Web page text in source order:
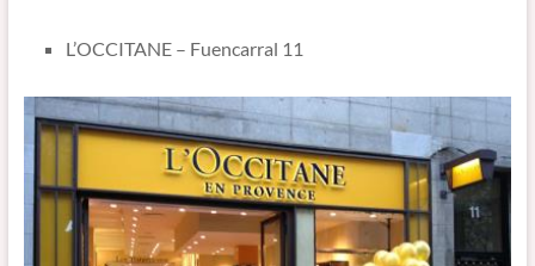
L’OCCITANE – Fuencarral 11